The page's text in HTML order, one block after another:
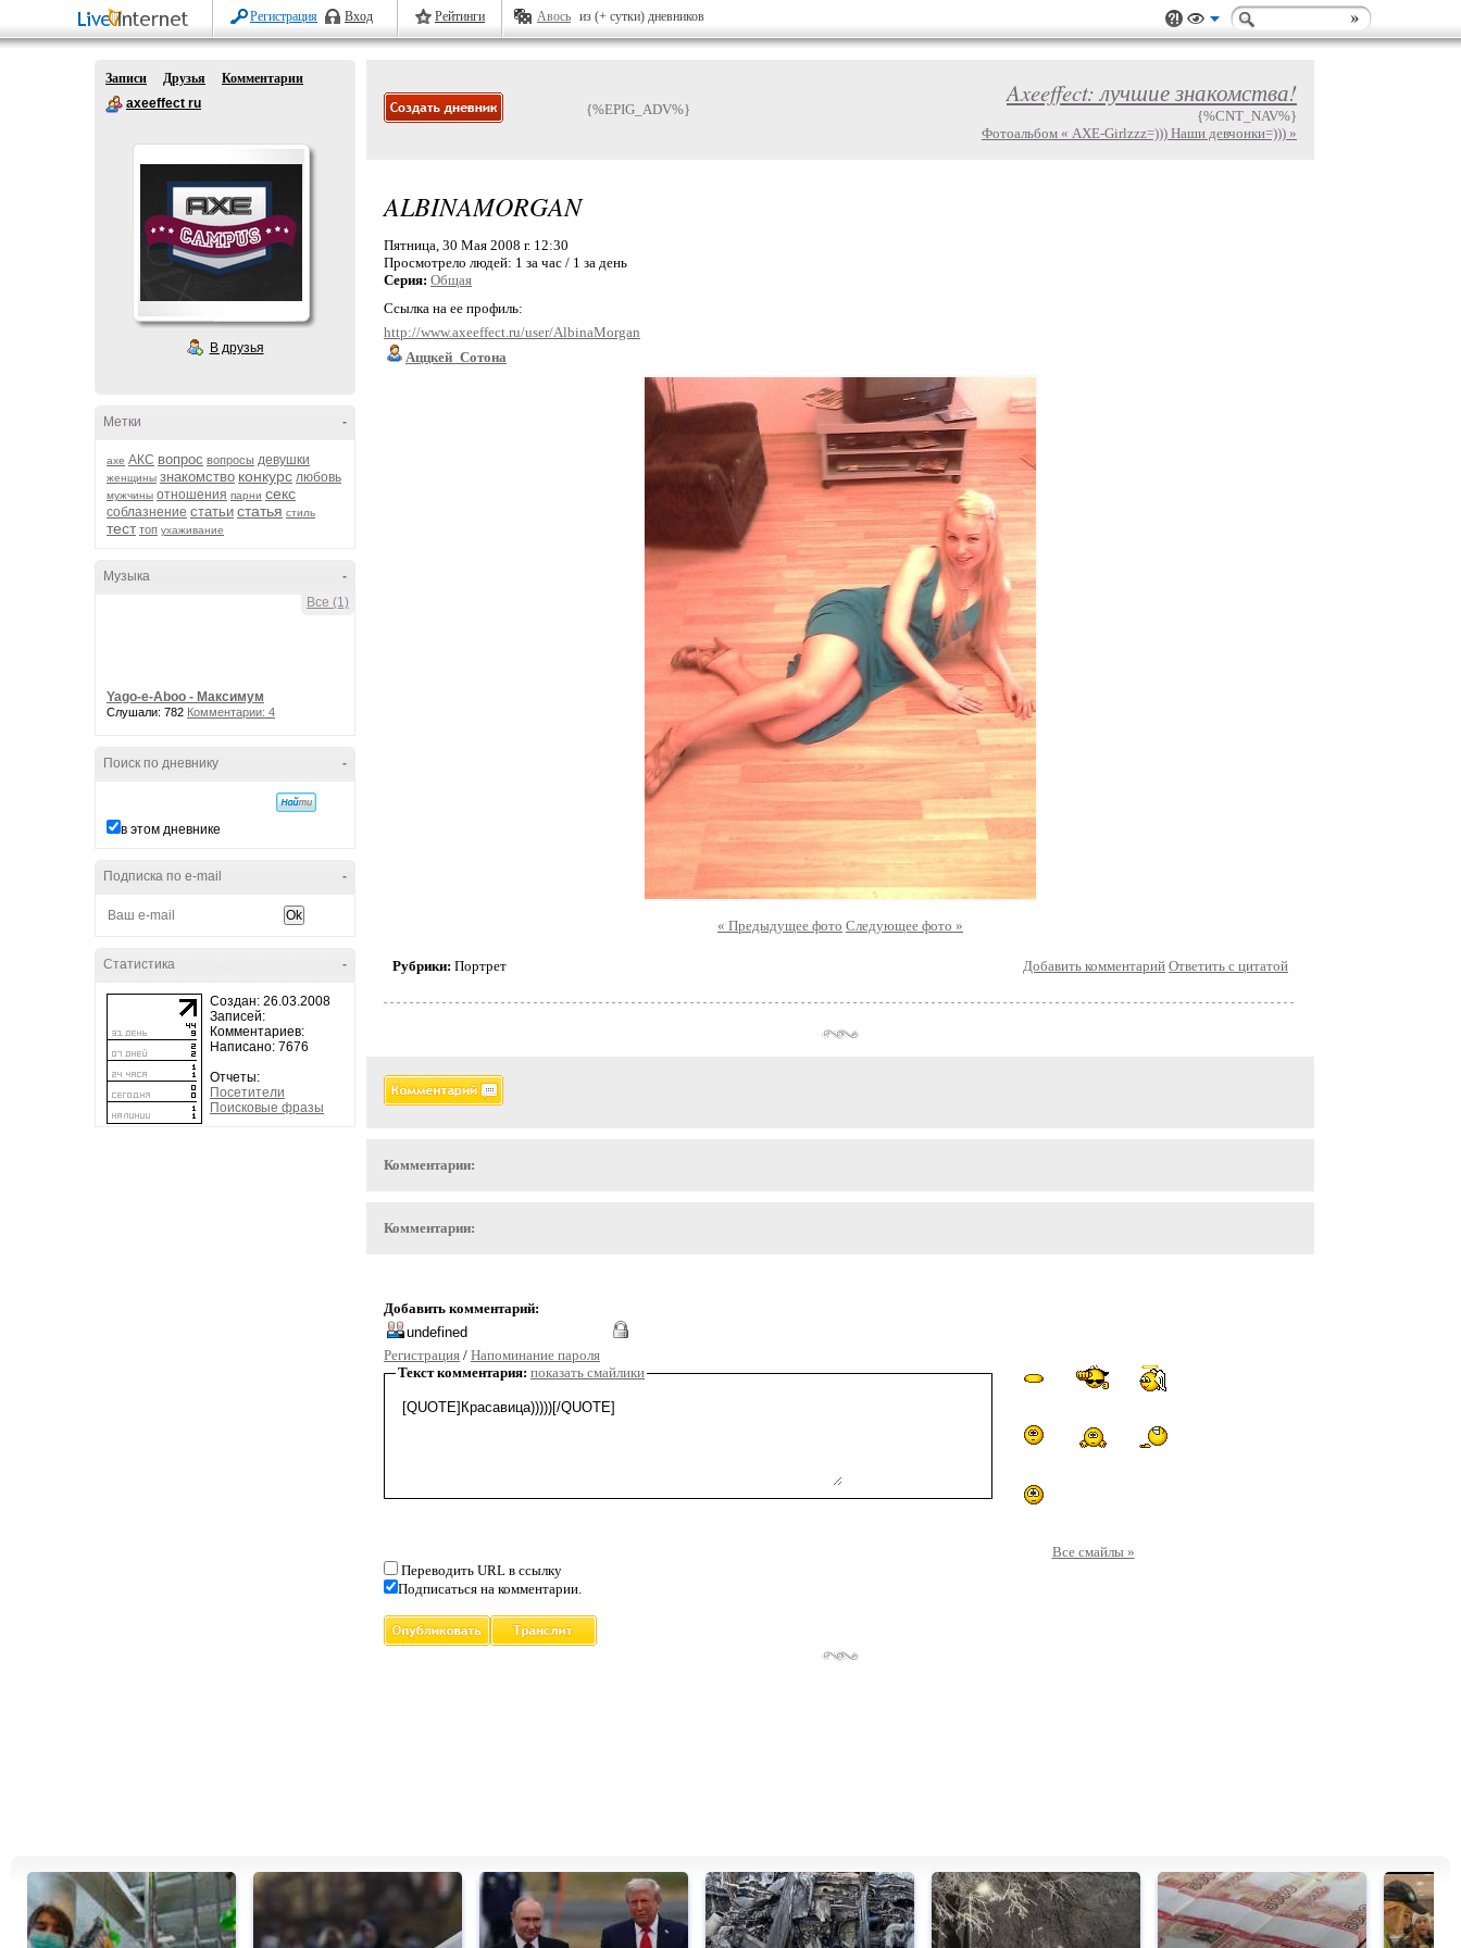
Регистрация Вход Рейтинги Авось из (+ сутки) дневников
Записи Друзья
Комментарии
axeeffect ru
В друзья
-
Метки
axe АКС вопрос вопросы девушки
женщины знакомство конкурс любовь
мужчины отношения парни секс
соблазнение статьи статья стиль
тест топ ухаживание
-
Музыка
Все (1)
Yago-e-Aboo - Максимум
Слушали: 782 Комментарии: 4
-
Поиск по дневнику
в этом дневнике
-
Подписка по e-mail
-
Статистика
Создан: 26.03.2008
Записей:
Комментариев:
Написано: 7676
Отчеты:
Посетители
Поисковые фразы
{%EPIG_ADV%}
Axeeffect: лучшие знакомства!
{%CNT_NAV%}
Фотоальбом « AXE-Girlzzz=))) Наши девчонки=))) »
ALBINAMORGAN
Пятница, 30 Мая 2008 г. 12:30
Просмотрело людей: 1 за час / 1 за день
Серия: Общая
Ссылка на ее профиль:
http://www.axeeffect.ru/user/AlbinaMorgan
Аццкей_Сотона
« Предыдущее фото Следующее фото »
Рубрики: Портрет Добавить комментарий Ответить с цитатой
Комментарии:
Комментарии:
Добавить комментарий:
Регистрация / Напоминание пароля
Текст комментария: показать смайлики
Все смайлы »
Переводить URL в ссылку
Подписаться на комментарии.